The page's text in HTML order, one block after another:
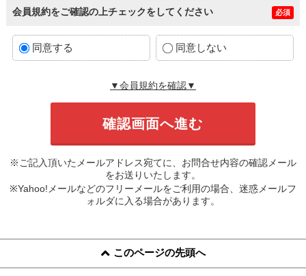
会員規約をご確認の上チェックをしてください 必須
同意する 同意しない
▼会員規約を確認▼
※ご記入頂いたメールアドレス宛てに、お問合せ内容の確認メール
をお送りいたします。
※Yahoo!メールなどのフリーメールをご利用の場合、迷惑メールフ
ォルダに入る場合があります。
このページの先頭へ